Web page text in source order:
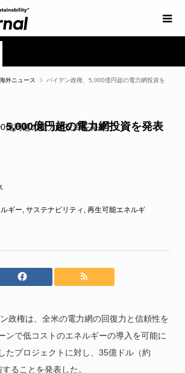
海外ニュース
バイデン政権、5,000億円超の電力網投資を
5,000億円超の電力網投資を発表
ギー, サステナビリティ , 再生可能エネルギ
政権は、全米の電力網の回復力と信頼性を
ンで低コストのエネルギーの導入を可能に
たプロジェクトに対し、35億ドル（約
ることを発表した。